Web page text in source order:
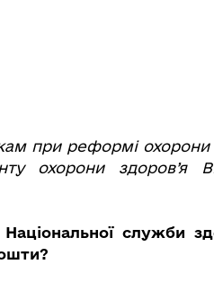
при реформі охорони
охорони здоров’я
служби